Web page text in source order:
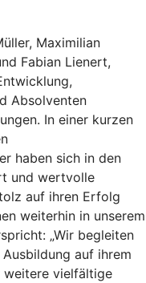
Maximilian
Fabian Lienert,
Absolventen
In einer kurzen
haben sich in den
und wertvolle
auf ihren Erfolg
weiterhin in unserem
„Wir begleiten
auf ihrem
weitere vielfältige